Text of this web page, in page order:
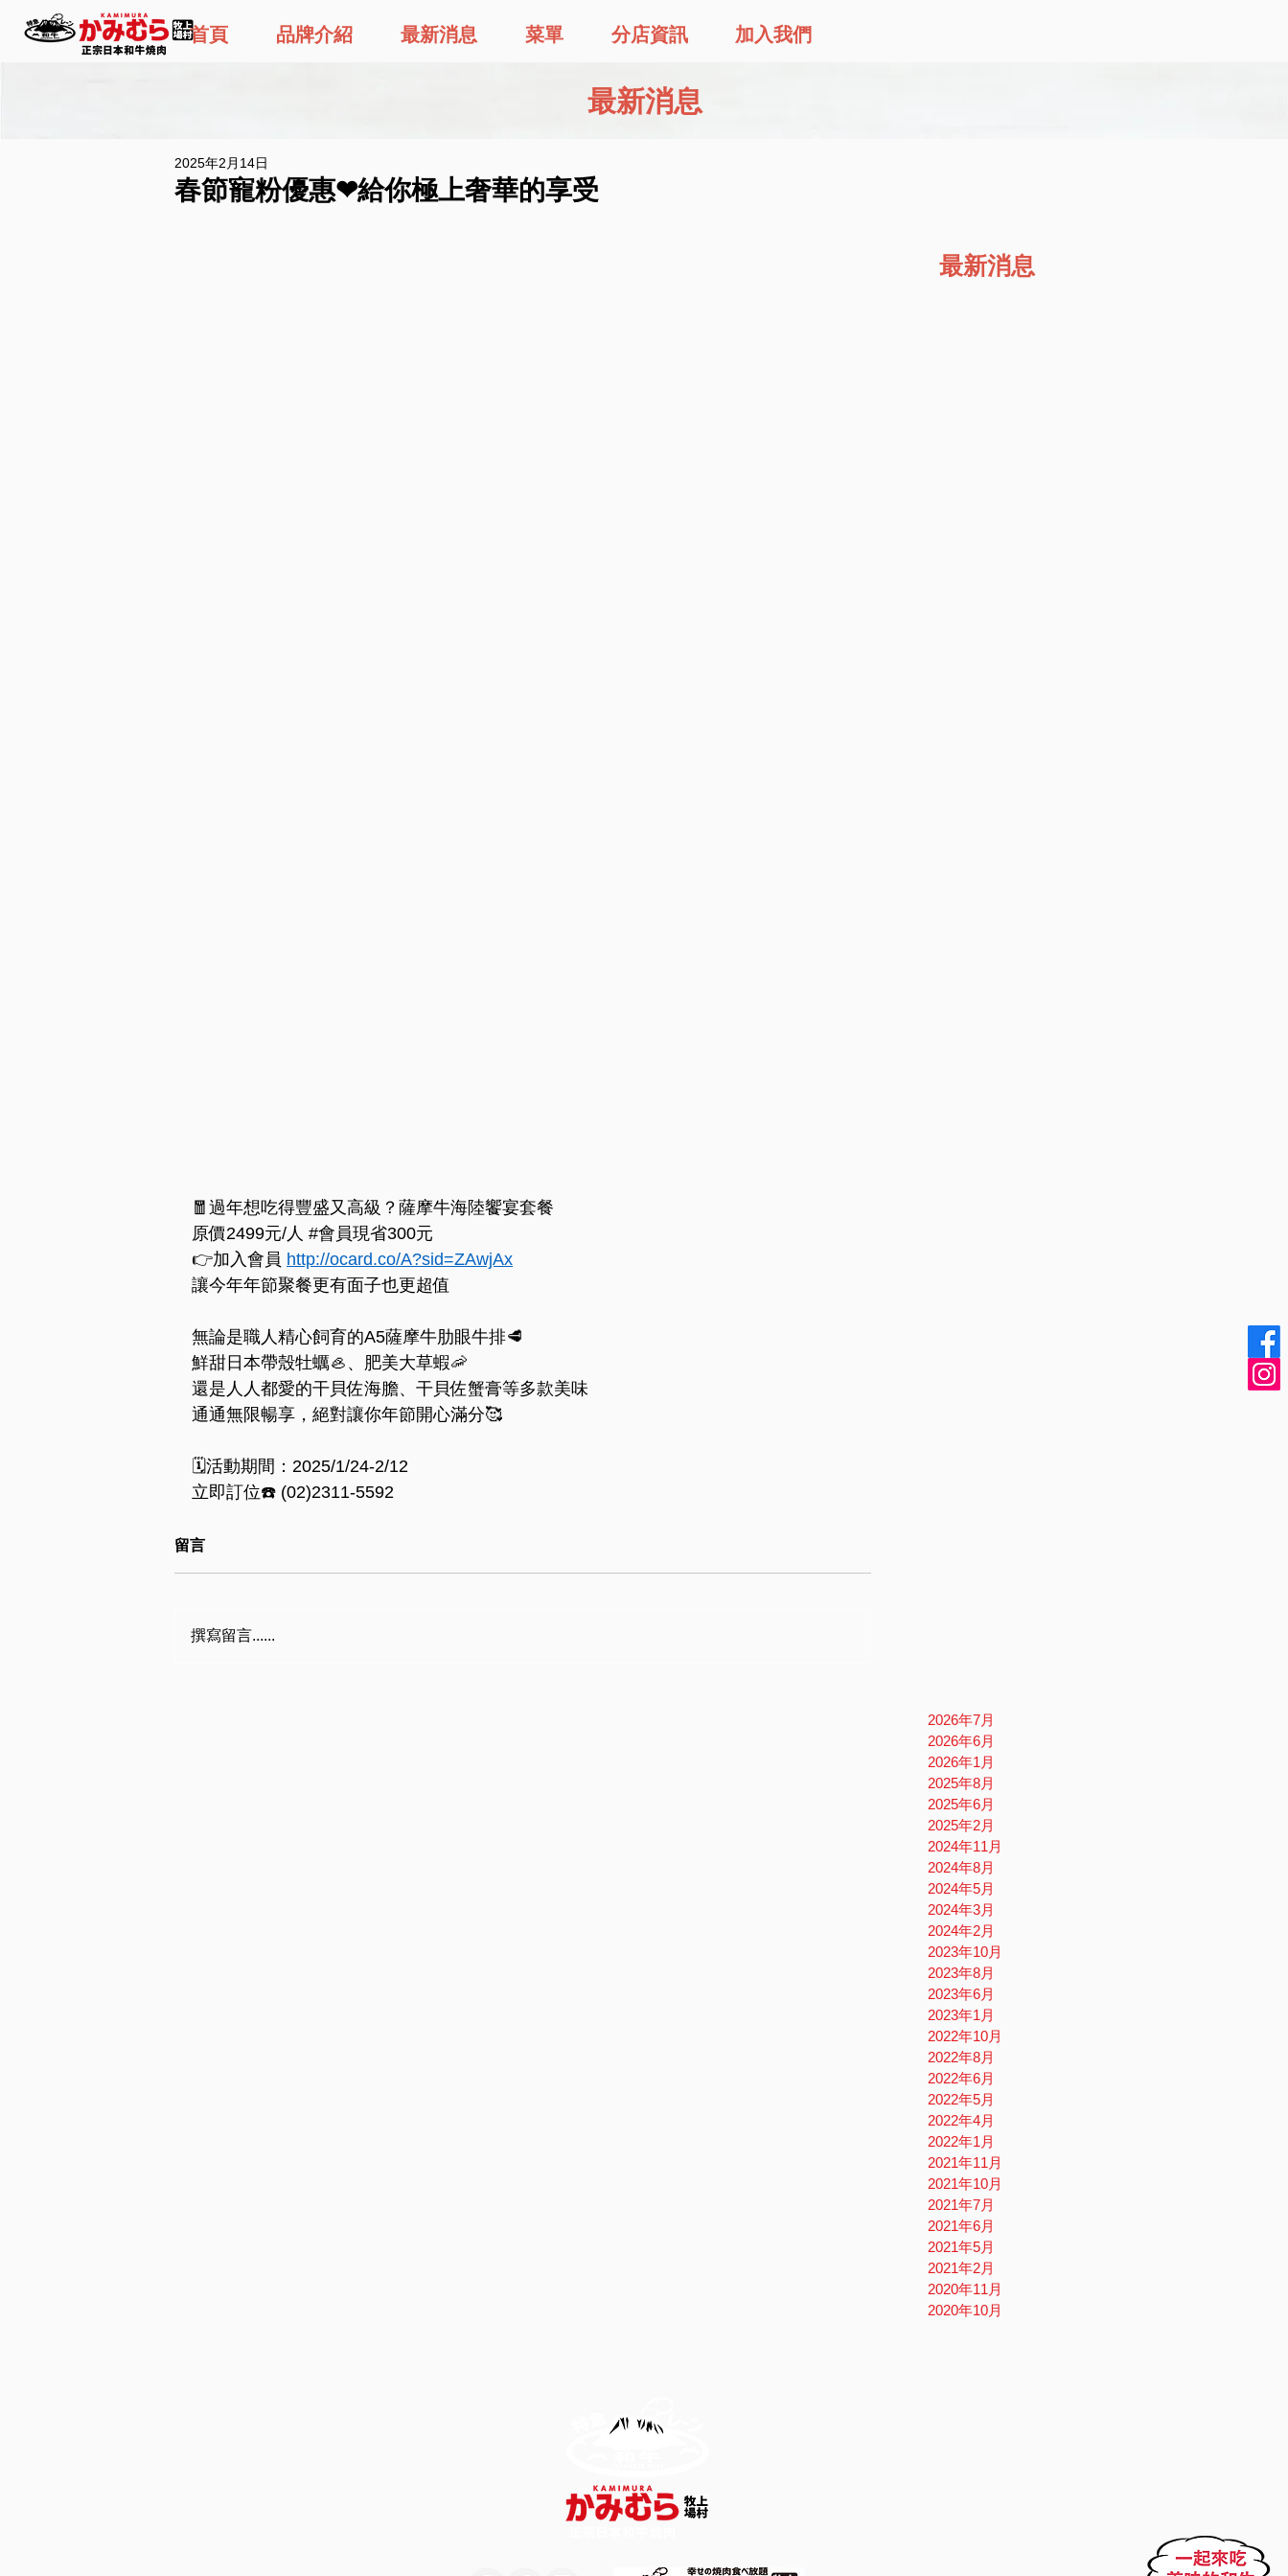
首頁 品牌介紹 最新消息 菜單 分店資訊 加入我們
春節寵粉優惠❤給你極上奢華的享受
2025年2月14日
🧧過年想吃得豐盛又高級？薩摩牛海陸饗宴套餐
原價2499元/人 #會員現省300元
👉加入會員 http://ocard.co/A?sid=ZAwjAx
讓今年年節聚餐更有面子也更超值
無論是職人精心飼育的A5薩摩牛肋眼牛排🥩
鮮甜日本帶殼牡蠣🦪、肥美大草蝦🦐
還是人人都愛的干貝佐海膽、干貝佐蟹膏等多款美味
通通無限暢享，絕對讓你年節開心滿分🥰
🗓活動期間：2025/1/24-2/12
立即訂位☎️ (02)2311-5592
留言
撰寫留言......
2026年7月
2026年6月
2026年1月
2025年8月
2025年6月
2025年2月
2024年11月
2024年8月
2024年5月
2024年3月
2024年2月
2023年10月
2023年8月
2023年6月
2023年1月
2022年10月
2022年8月
2022年6月
2022年5月
2022年4月
2022年1月
2021年11月
2021年10月
2021年7月
2021年6月
2021年5月
2021年2月
2020年11月
2020年10月
最新消息
最新消息